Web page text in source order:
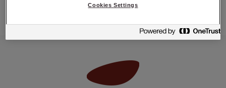
Cookies Settings